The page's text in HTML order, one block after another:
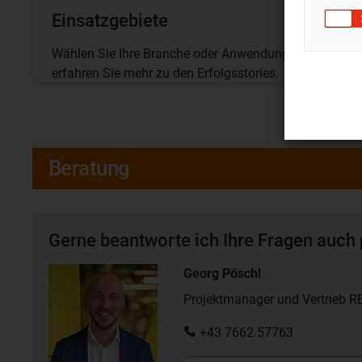
Einsatzgebiete
Wählen Sie Ihre Branche oder Anwendung und
erfahren Sie mehr zu den Erfolgsstories.
Beratung
Gerne beantworte ich Ihre Fragen
Georg Pöschl
Projektmanager und Vertrieb
+43 7662 57763